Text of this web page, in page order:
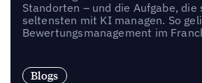
Standorten – und die Aufgabe, die
seltensten mit KI managen. So
Bewertungsmanagement im
Blogs